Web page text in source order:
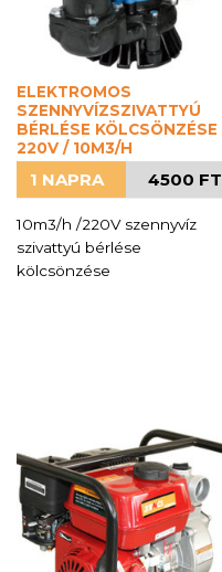
ELEKTROMOS
SZENNYVÍZSZIVATTYÚ
BÉRLÉSE KÖLCSÖNZÉSE
220V / 10M3/H
1 NAPRA 4500 FT
10m3/h /220V szennyvíz
szivattyú bérlése
kölcsönzése